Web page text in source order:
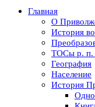
Главная
О
История
ТОСы р. п.
География
Население
История